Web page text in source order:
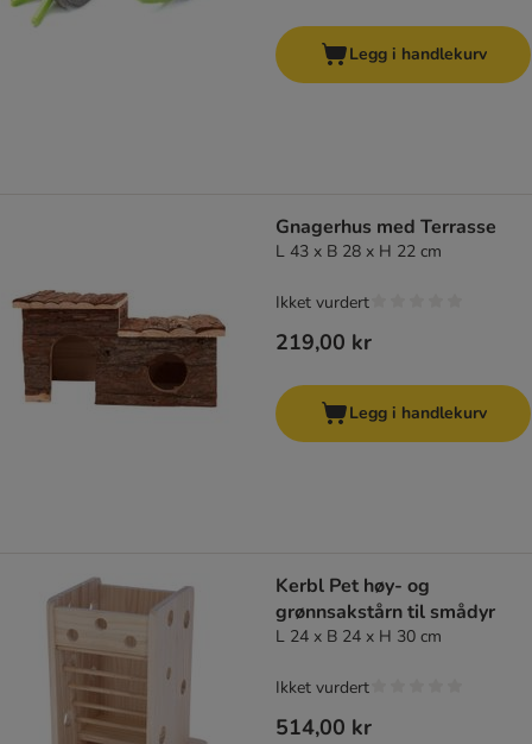
Legg i handlekurv
Gnagerhus med Terrasse
L 43 x B 28 x H 22 cm
219,00 kr
Ikket vurdert
Legg i handlekurv
Kerbl Pet høy- og
grønnsakstårn til smådyr
L 24 x B 24 x H 30 cm
514,00 kr
Ikket vurdert